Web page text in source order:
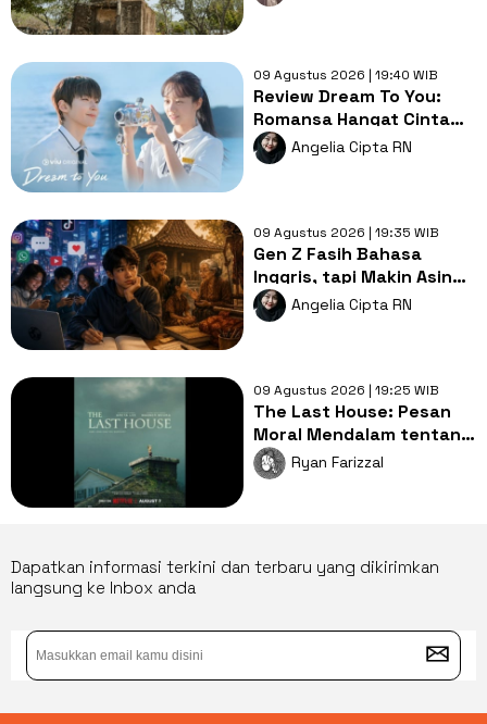
09 Agustus 2026 | 19:40 WIB
Review Dream To You:
Romansa Hangat Cinta
Pertama, Luka dan
Impian
Angelia Cipta RN
09 Agustus 2026 | 19:35 WIB
Gen Z Fasih Bahasa
Inggris, tapi Makin Asing
dengan Bahasa Ibu,
Mengapa?
Angelia Cipta RN
09 Agustus 2026 | 19:25 WIB
The Last House: Pesan
Moral Mendalam tentang
Hubungan Manusia dan
Alam
Ryan Farizzal
Dapatkan informasi terkini dan terbaru yang dikirimkan
langsung ke Inbox anda